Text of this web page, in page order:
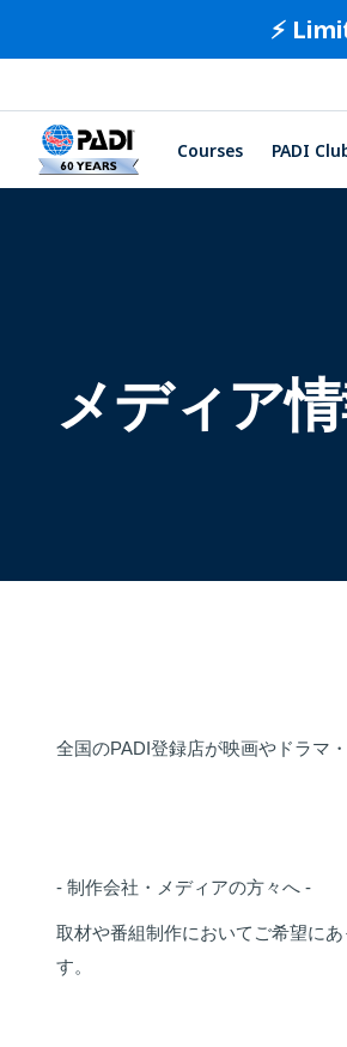
⚡️
Courses PADI
メディア
全国のPADI登録店が映画やドラマ
- 制作会社・メディアの方々へ -
取材や番組制作においてご希望に
す。